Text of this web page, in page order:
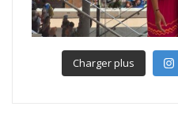
Charger plus